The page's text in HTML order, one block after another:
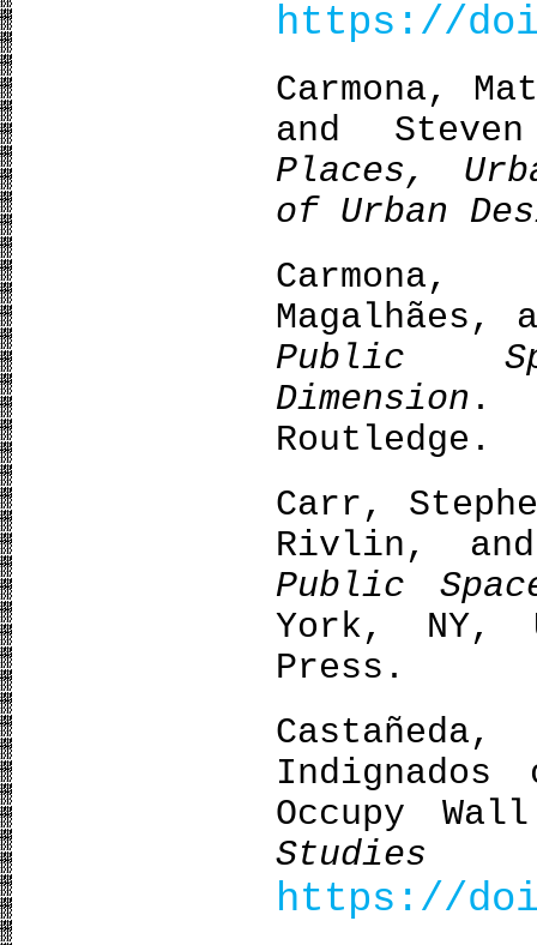
https://
Carmona,
and
Places,
of Urban
Magalhães,
Public
Dimension .
Routledge.
Carr,
Rivlin,
Public
York, NY,
Press.
Occupy
Studies
https://